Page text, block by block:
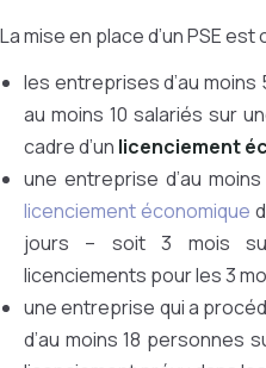
La mise en place d’un PSE
les entreprises d’au
au moins 10 salariés sur
cadre d’un licenciement
une entreprise d’au
licenciement économique
jours – soit 3 mois
licenciements pour les 3
une entreprise qui a
d’au moins 18 personnes